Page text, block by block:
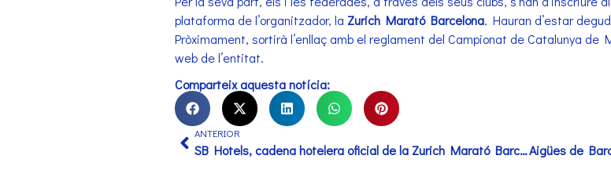
plataforma de l’organitzador, la Zurich Marató Barcelona. Hauran d’estar
Pròximament, sortirà l’enllaç amb el reglament del Campionat de Catalunya
web de l’entitat.
Comparteix aquesta notícia:
ANTERIOR
SB Hotels, cadena hotelera oficial de la Zurich Marató Barcelona 2025 i de l’eDreams Mitja Marató de Barcelona by Brooks 2025